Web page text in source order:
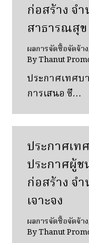
ก่อสร้าง จ
สาธารณสุข
ผลการจัดซื้อจัดจ้าง,
ByThanut
ประกาศเทศบ
การเสนอ ซื…
ประกาศเท
ประกาศผู้ช
ก่อสร้าง จ
เจาะจง
ผลการจัดซื้อจัดจ้าง,
ByThanut